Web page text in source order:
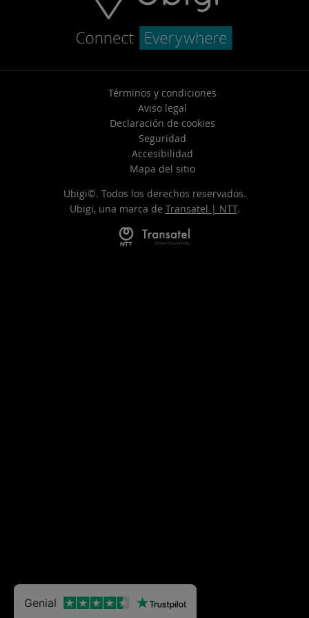
Términos y condiciones
Aviso legal
Declaración de cookies
Seguridad
Accesibilidad
Mapa del sitio
Ubigi©. Todos los derechos reservados.
Ubigi, una marca de Transatel | NTT.
Genial